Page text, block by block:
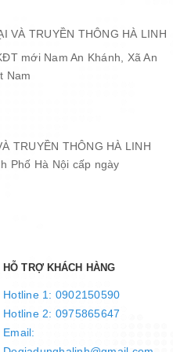
nhỏ vượt trội
KS-KN3E1 được được sản
hiện đại đến 65%, gia công
thị trường
VÀ TRUYỀN THÔNG HÀ LINH
mới Nam An Khánh, Xã An
Nam
TRUYỀN THÔNG HÀ LINH
Phố Hà Nội cấp ngày
HỖ TRỢ KHÁCH HÀNG
Hotline 1: 0902150590
Hotline 2: 0975865647
Email: